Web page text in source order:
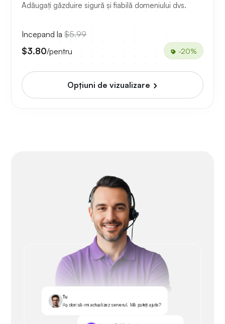
Adăugați găzduire sigură și fiabilă domeniului dvs.
Incepand la $5.99
$3.80/pentru -20%
Opțiuni de vizualizare
Tu
Aș dori să-mi actualizez serverul. Mă puteți ajuta?